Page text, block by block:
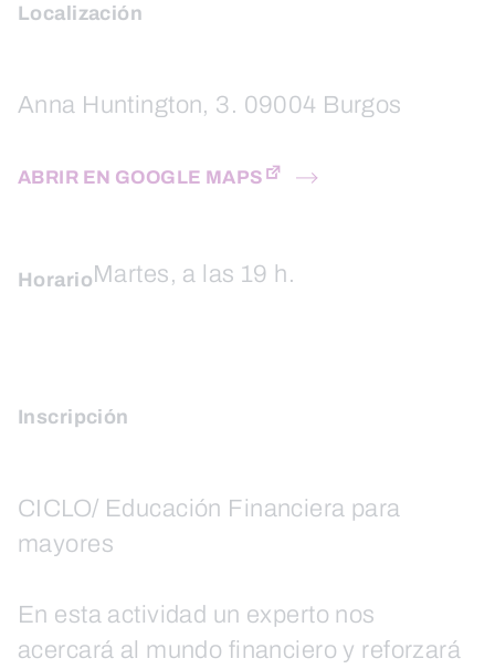
Localización
Anna Huntington, 3. 09004 Burgos
ABRIR EN GOOGLE MAPS
HorarioMartes, a las 19 h.
Inscripción
CICLO/ Educación Financiera para
mayores
En esta actividad un experto nos
acercará al mundo financiero y reforzará